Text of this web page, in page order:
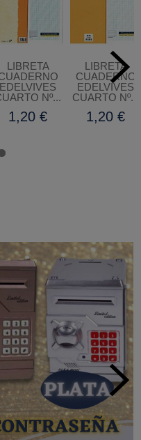
LIBRETA
EDELVIVES
Nº...
1,20 €
LIBRETA
CUADERNO
EDELVIVES
CUARTO Nº...
1,20 €